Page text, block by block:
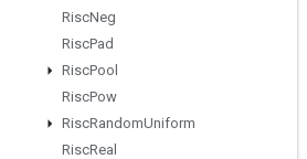
RiscNeg
RiscPad
RiscPool
RiscPow
RiscRandomUniform
RiscReal